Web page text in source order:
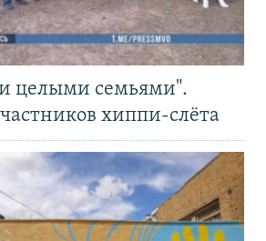
целыми семьями".
хиппи-слёта